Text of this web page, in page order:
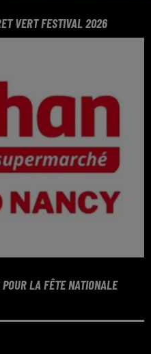
VERT FESTIVAL 2026
LA FÊTE NATIONALE